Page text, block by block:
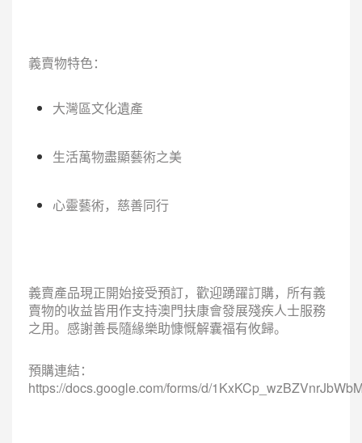
義賣物特色：
大灣區文化遺產
生活萬物盡顯藝術之美
心靈藝術，慈善同行
義賣產品現正開始接受預訂，歡迎踴躍訂購，所有義
賣物的收益皆用作支持澳門扶康會發展殘疾人士服務
之用。感謝善長隨緣樂助慷慨解囊福有攸歸。
預購連結：
https://docs.google.com/forms/d/